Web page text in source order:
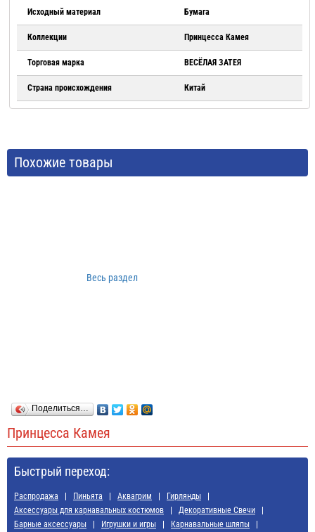
Исходный материал Бумага
Коллекции Принцесса Камея
Торговая марка ВЕСЁЛАЯ ЗАТЕЯ
Страна происхождения Китай
Похожие товары
Весь раздел
Поделиться…
Принцесса Камея
Быстрый переход:
Распродажа Пиньята Аквагрим
Гирлянды
Аксессуары для карнавальных костюмов
Декоративные Свечи
Барные аксессуары
Игрушки и игры
Карнавальные шляпы